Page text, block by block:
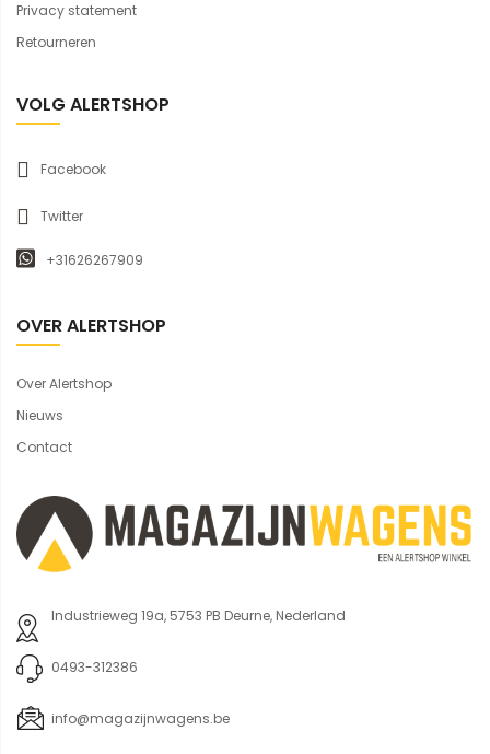
Privacy statement
Retourneren
VOLG ALERTSHOP
Facebook
Twitter
+31626267909
OVER ALERTSHOP
Over Alertshop
Nieuws
Contact
Industrieweg 19a, 5753 PB Deurne, Nederland
0493-312386
info@magazijnwagens.be